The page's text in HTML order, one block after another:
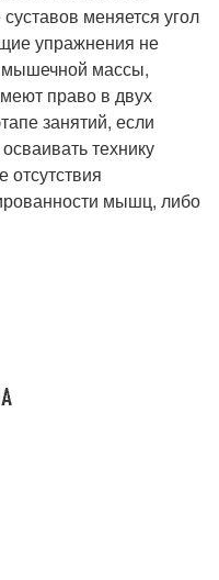
меняется угол
упражнения не
мышечной массы,
право в двух
занятий, если
технику
мышц, либо